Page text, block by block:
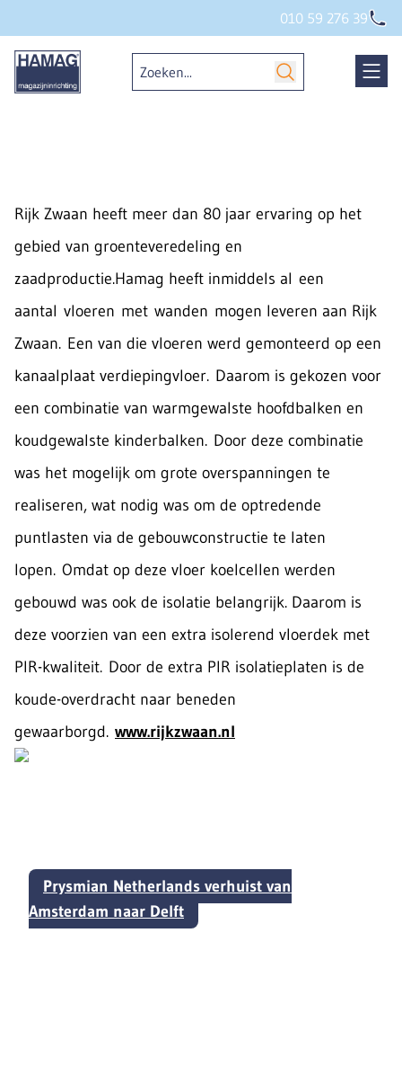
010 59 276 39
Rijk Zwaan heeft meer dan 80 jaar ervaring op het
gebied van groenteveredeling en
zaadproductie.Hamag heeft inmiddels al een
aantal vloeren met wanden mogen leveren aan Rijk
Zwaan. Een van die vloeren werd gemonteerd op een
kanaalplaat verdiepingvloer. Daarom is gekozen voor
een combinatie van warmgewalste hoofdbalken en
koudgewalste kinderbalken. Door deze combinatie
was het mogelijk om grote overspanningen te
realiseren, wat nodig was om de optredende
puntlasten via de gebouwconstructie te laten
lopen. Omdat op deze vloer koelcellen werden
gebouwd was ook de isolatie belangrijk. Daarom is
deze voorzien van een extra isolerend vloerdek met
PIR-kwaliteit. Door de extra PIR isolatieplaten is de
koude-overdracht naar beneden
gewaarborgd. www.rijkzwaan.nl
Prysmian Netherlands verhuist van
Amsterdam naar Delft